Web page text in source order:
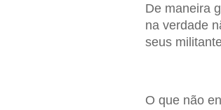
De maneira
na verdade
seus
O que não